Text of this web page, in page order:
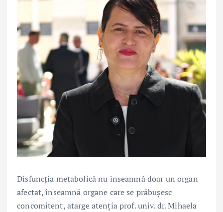
Disfuncția metabolică nu înseamnă doar un organ
afectat, înseamnă organe care se prăbușesc
concomitent, atarge atenția prof. univ. dr. Mihaela